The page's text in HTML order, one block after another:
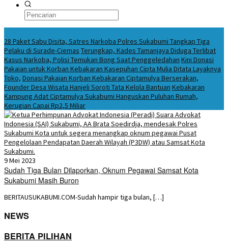
28 Paket Sabu Disita, Satres Narkoba Polres Sukabumi Tangkap Tiga
Pelaku di Surade-Ciemas Terungkap, Kades Tamanjaya Diduga Terlibat
Kasus Narkoba, Polisi Temukan Bong Saat Penggeledahan Kini Donasi
Pakaian untuk Korban Kebakaran Kasepuhan Cipta Mulia Ditata Layaknya
Toko, Donasi Pakaian Korban Kebakaran Ciptamulya Berserakan,
Founder Desa Wisata Hanjeli Soroti Tata Kelola Bantuan Kebakaran
Kampung Adat Ciptamulya Sukabumi Hanguskan Puluhan Rumah,
Kerugian Capai Rp2,5 Miliar
9 Mei 2023
Sudah Tiga Bulan Dilaporkan, Oknum Pegawai Samsat Kota
Sukabumi Masih Buron
BERITAUSUKABUMI.COM-Sudah hampir tiga bulan, […]
NEWS
BERITA PILIHAN